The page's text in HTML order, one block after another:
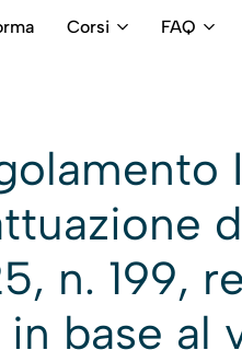
Corsi FAQ
n. 199,
in base al